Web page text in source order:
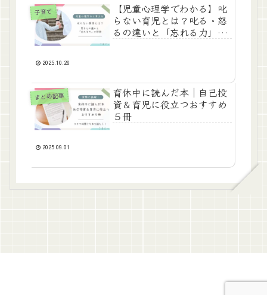
子育て
【児童心理学でわかる】叱
らない育児とは？叱る・怒
るの違いと「忘れる力」の
2025.10.26
まとめ記事
育休中に読んだ本｜自己投
資＆育児に役立つおすすめ
５冊
2025.09.01